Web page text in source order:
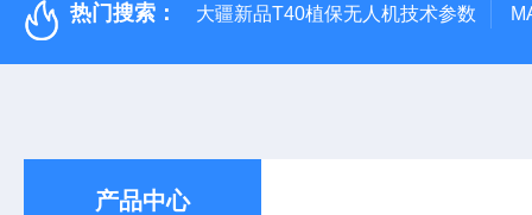
热门搜索： 大疆新品T40植保无人机技术参数
产品中心